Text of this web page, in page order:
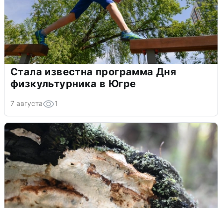
Стала известна программа Дня
физкультурника в Югре
7 августа 1